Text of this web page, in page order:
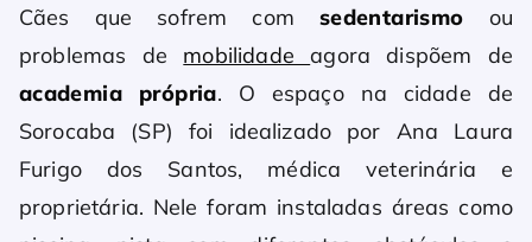
Cães que sofrem com sedentarismo ou
problemas de mobilidadeagora dispõem de
academia própria. O espaço na cidade de
Sorocaba (SP) foi idealizado por Ana Laura
Furigo dos Santos, médica veterinária e
proprietária. Nele foram instaladas áreas como